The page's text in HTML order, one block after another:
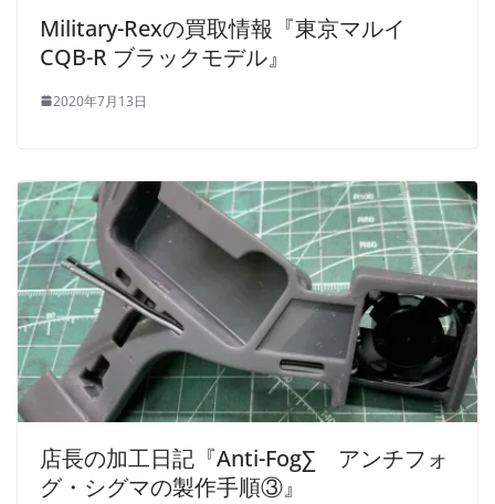
Military-Rexの買取情報『東京マルイ
CQB-R ブラックモデル』
2020年7月13日
店長の加工日記『Anti-Fog∑ アンチフォ
グ・シグマの製作手順③』